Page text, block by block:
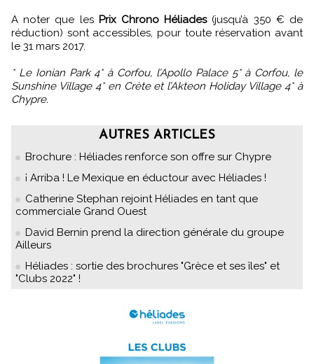
A noter que les Prix Chrono Héliades(jusqu’à 350 € de
réduction) sont accessibles, pour toute réservation avant
le 31 mars 2017.
* Le Ionian Park 4* à Corfou, l’Apollo Palace 5* à Corfou, le
Sunshine Village 4* en Crète et l’Akteon Holiday Village 4* à
Chypre.
AUTRES ARTICLES
Brochure : Héliades renforce son offre sur Chypre
¡ Arriba ! Le Mexique en éductour avec Héliades !
Catherine Stephan rejoint Héliades en tant que
commerciale Grand Ouest
David Bernin prend la direction générale du groupe
Ailleurs
Héliades : sortie des brochures "Grèce et ses îles" et
"Clubs 2022" !